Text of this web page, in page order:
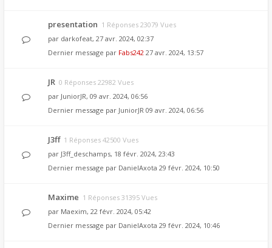
presentation 1 Réponses 23079 Vues
par darkofeat, 27 avr. 2024, 02:37
Dernier message par Fabs242 27 avr. 2024, 13:57
JR 0 Réponses 22982 Vues
par JuniorJR, 09 avr. 2024, 06:56
Dernier message par JuniorJR 09 avr. 2024, 06:56
J3ff 1 Réponses 42500 Vues
par J3ff_deschamps, 18 févr. 2024, 23:43
Dernier message par DanielAxota 29 févr. 2024, 10:50
Maxime 1 Réponses 31395 Vues
par Maexim, 22 févr. 2024, 05:42
Dernier message par DanielAxota 29 févr. 2024, 10:46